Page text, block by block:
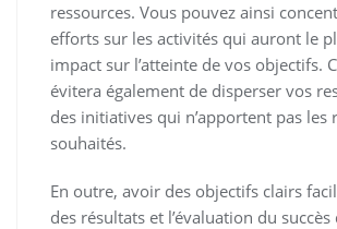
ressources. Vous pouvez ainsi
efforts sur les activités qui auront le
impact sur l’atteinte de vos objectifs.
évitera également de disperser vos
des initiatives qui n’apportent pas les
souhaités.
En outre, avoir des objectifs clairs
des résultats et l’évaluation du